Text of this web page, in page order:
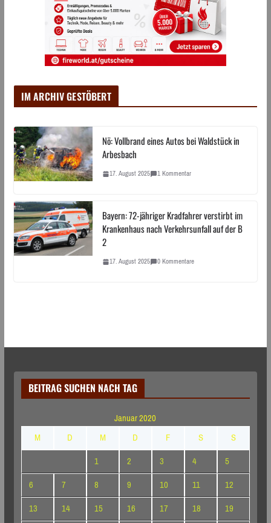
IM ARCHIV GESTÖBERT
Nö: Vollbrand eines Autos bei Waldstück in
Arbesbach
17. August 2025 1 Kommentar
Bayern: 72-jähriger Kradfahrer verstirbt im
Krankenhaus nach Verkehrsunfall auf der B
2
17. August 2025 0 Kommentare
BEITRAG SUCHEN NACH TAG
Januar 2020
M
D M D F S
S
1
2 3 4
5
6
7 8 9 10 11
12
13
14 15 16 17 18
19